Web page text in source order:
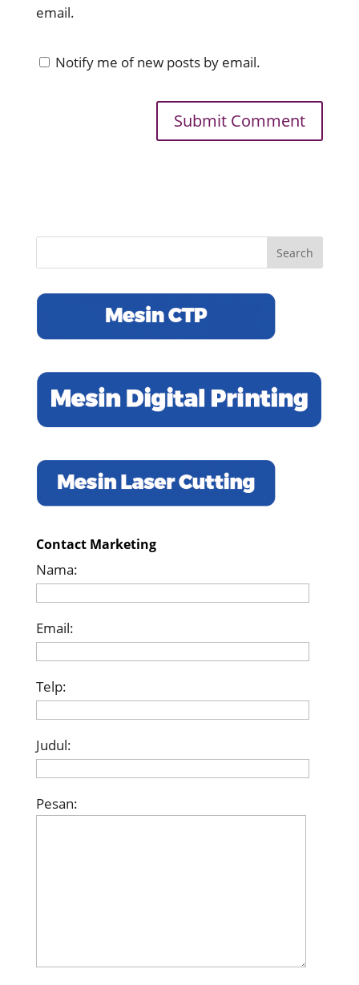
email.
Notify me of new posts by email.
Contact Marketing
Nama:
Email:
Telp:
Judul:
Pesan: